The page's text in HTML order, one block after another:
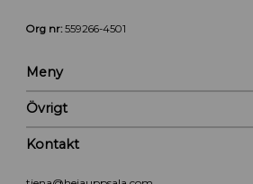
Org nr:559266-4501
Meny
Övrigt
Kontakt